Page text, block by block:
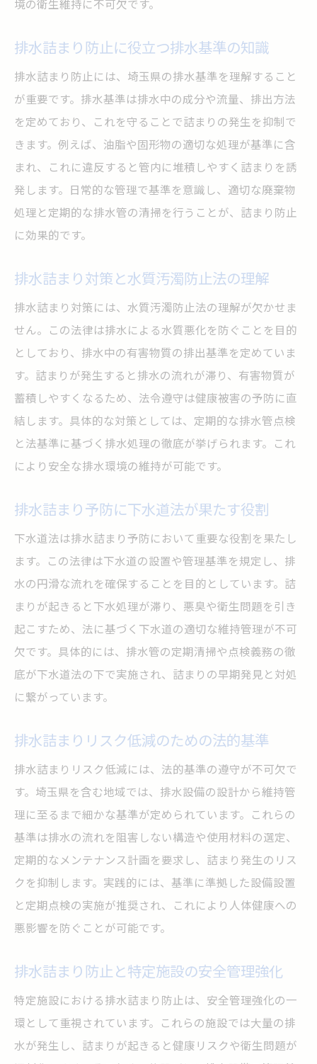
境の衛生維持に不可欠です。
排水詰まり防止に役立つ排水基準の知識
排水詰まり防止には、埼玉県の排水基準を理解すること
が重要です。排水基準は排水中の成分や流量、排出方法
を定めており、これを守ることで詰まりの発生を抑制で
きます。例えば、油脂や固形物の適切な処理が基準に含
まれ、これに違反すると管内に堆積しやすく詰まりを誘
発します。日常的な管理で基準を意識し、適切な廃棄物
処理と定期的な排水管の清掃を行うことが、詰まり防止
に効果的です。
排水詰まり対策と水質汚濁防止法の理解
排水詰まり対策には、水質汚濁防止法の理解が欠かせま
せん。この法律は排水による水質悪化を防ぐことを目的
としており、排水中の有害物質の排出基準を定めていま
す。詰まりが発生すると排水の流れが滞り、有害物質が
蓄積しやすくなるため、法令遵守は健康被害の予防に直
結します。具体的な対策としては、定期的な排水管点検
と法基準に基づく排水処理の徹底が挙げられます。これ
により安全な排水環境の維持が可能です。
排水詰まり予防に下水道法が果たす役割
下水道法は排水詰まり予防において重要な役割を果たし
ます。この法律は下水道の設置や管理基準を規定し、排
水の円滑な流れを確保することを目的としています。詰
まりが起きると下水処理が滞り、悪臭や衛生問題を引き
起こすため、法に基づく下水道の適切な維持管理が不可
欠です。具体的には、排水管の定期清掃や点検義務の徹
底が下水道法の下で実施され、詰まりの早期発見と対処
に繋がっています。
排水詰まりリスク低減のための法的基準
排水詰まりリスク低減には、法的基準の遵守が不可欠で
す。埼玉県を含む地域では、排水設備の設計から維持管
理に至るまで細かな基準が定められています。これらの
基準は排水の流れを阻害しない構造や使用材料の選定、
定期的なメンテナンス計画を要求し、詰まり発生のリス
クを抑制します。実践的には、基準に準拠した設備設置
と定期点検の実施が推奨され、これにより人体健康への
悪影響を防ぐことが可能です。
排水詰まり防止と特定施設の安全管理強化
特定施設における排水詰まり防止は、安全管理強化の一
環として重視されています。これらの施設では大量の排
水が発生し、詰まりが起きると健康リスクや衛生問題が